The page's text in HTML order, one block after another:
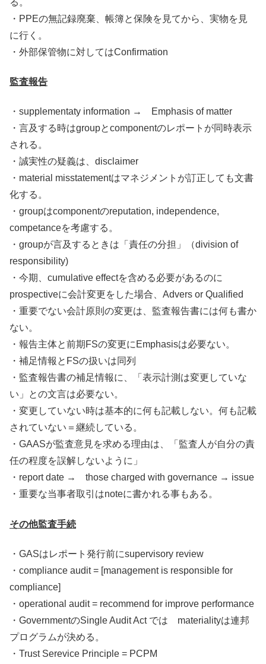
・PPEの無記録廃棄、帳簿と保険を見てから、実物を見
に行く。
・外部保管物に対してはConfirmation
監査報告
・supplementaty information → Emphasis of matter
・言及する時はgroupとcomponentのレポートが同時表示
される。
・誠実性の疑義は、disclaimer
・material misstatementはマネジメントが訂正しても文書
化する。
・groupはcomponentのreputation, independence,
competanceを考慮する。
・groupが言及するときは「責任の分担」（division of
responsibility)
・今期、cumulative effectを含める必要があるのに
prospectiveに会計変更をした場合、Advers or Qualified
・重要でない会計原則の変更は、監査報告書には何も書か
ない。
・報告主体と前期FSの変更にEmphasisは必要ない。
・補足情報とFSの扱いは同列
・監査報告書の補足情報に、「表示計測は変更していな
い」との文言は必要ない。
・変更していない時は基本的に何も記載しない。何も記載
されていない＝継続している。
・GAASが監査意見を求める理由は、「監査人が自分の責
任の程度を誤解しないように」
・report date → those charged with governance → issue
・重要な当事者取引はnoteに書かれる事もある。
その他監査手続
・GASはレポート発行前にsupervisory review
・compliance audit = [management is responsible for
compliance]
・operational audit = recommend for improve performance
・GovernmentのSingle Audit Act では materialityは連邦
プログラムが決める。
・Trust Serevice Principle = PCPM